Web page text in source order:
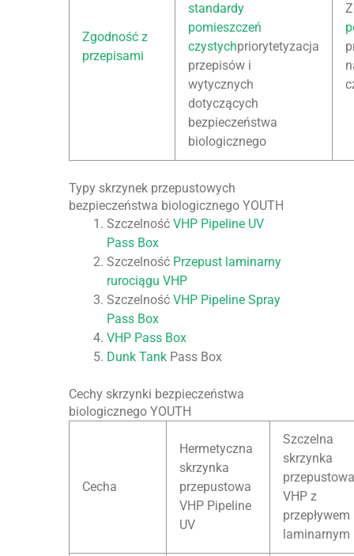
Zgodność z
przepisami
standardy
pomieszczeń
czystychpriorytetyzacja
przepisów i
wytycznych
dotyczących
bezpieczeństwa
biologicznego
Typy skrzynek przepustowych
bezpieczeństwa biologicznego YOUTH
SzczelnośćVHP Pipeline UV
Pass Box
Szczelność Przepust laminarny
rurociągu VHP
SzczelnośćVHP Pipeline Spray
Pass Box
VHP Pass Box
Dunk Tank Pass Box
Cechy skrzynki bezpieczeństwa
biologicznego YOUTH
Cecha
Hermetyczna
skrzynka
przepustowa
VHP Pipeline
UV
Szczelna
skrzynka
VHP z
przepływem
laminarnym